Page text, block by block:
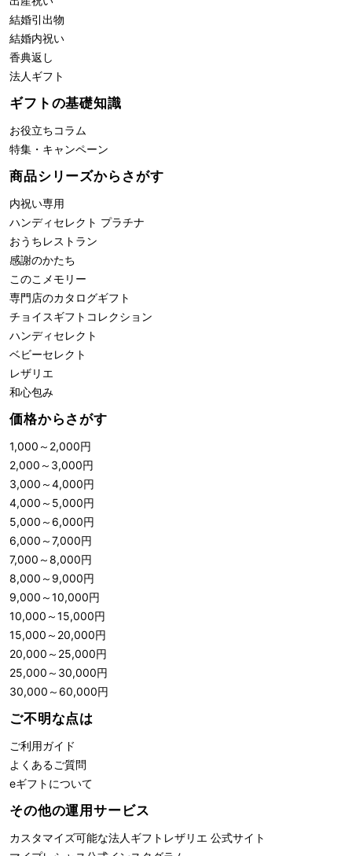
結婚引出物
結婚内祝い
香典返し
法人ギフト
ギフトの基礎知識
お役立ちコラム
特集・キャンペーン
商品シリーズからさがす
内祝い専用
ハンディセレクト プラチナ
おうちレストラン
感謝のかたち
このこメモリー
専門店のカタログギフト
チョイスギフトコレクション
ハンディセレクト
ベビーセレクト
レザリエ
和心包み
価格からさがす
1,000 ～ 2,000円
2,000 ～ 3,000円
3,000 ～4,000円
4,000 ～ 5,000円
5,000 ～ 6,000円
6,000 ～7,000円
7,000 ～8,000円
8,000 ～ 9,000円
9,000 ～10,000円
10,000 ～15,000円
15,000 ～ 20,000円
20,000 ～ 25,000円
25,000 ～ 30,000円
30,000 ～ 60,000円
ご不明な点は
ご利用ガイド
よくあるご質問
eギフトについて
その他の運用サービス
カスタマイズ可能な法人ギフト レザリエ 公式サイト